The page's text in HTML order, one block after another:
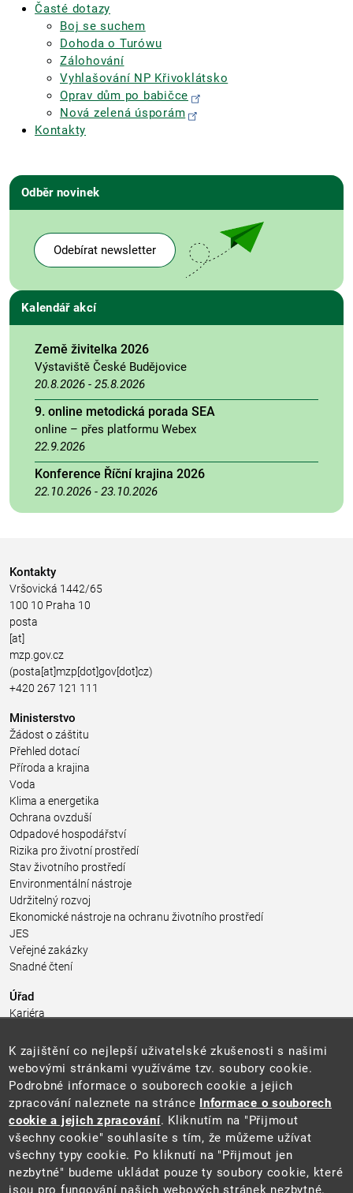
Časté dotazy
Boj se suchem
Dohoda o Turówu
Zálohování
Vyhlašování NP Křivoklátsko
Oprav dům po babičce
Nová zelená úsporám
Kontakty
Odběr novinek
Odebírat newsletter
Kalendář akcí
Země živitelka 2026
Výstaviště České Budějovice
20.8.2026 - 25.8.2026
9. online metodická porada SEA
online – přes platformu Webex
22.9.2026
Konference Říční krajina 2026
22.10.2026 - 23.10.2026
Kontakty
Vršovická 1442/65
100 10 Praha 10
posta
[at]
mzp.gov.cz
(posta[at]mzp[dot]gov[dot]cz)
+420 267 121 111
Ministerstvo
Žádost o záštitu
Přehled dotací
Příroda a krajina
Voda
Klima a energetika
Ochrana ovzduší
Odpadové hospodářství
Rizika pro životní prostředí
Stav životního prostředí
Environmentální nástroje
Udržitelný rozvoj
Ekonomické nástroje na ochranu životního prostředí
JES
Veřejné zakázky
Snadné čtení
Úřad
Kariéra
Pro média a veřejnost
Povinně zveřejňované informace
Kontakty
Přistupnost budovy úřadu MŽP
(PDF, 204 kB)
Web
Aktuality
Ochrana osobních údajů
Prohlášení o přístupnosti
K zajištění co nejlepší uživatelské zkušenosti s našimi
webovými stránkami využíváme tzv. soubory cookie.
Podrobné informace o souborech cookie a jejich
zpracování naleznete na stránce Informace o souborech
cookie a jejich zpracování. Kliknutím na "Přijmout
všechny cookie" souhlasíte s tím, že můžeme užívat
všechny typy cookie. Po kliknutí na "Přijmout jen
nezbytné" budeme ukládat pouze ty soubory cookie, které
jsou pro fungování našich webových stránek nezbytné.